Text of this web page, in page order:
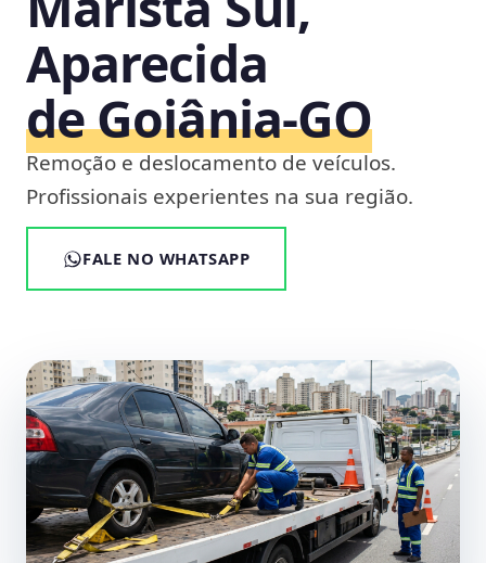
Aparecida
de Goiânia‑GO
Remoção e deslocamento de veículos.
Profissionais experientes na sua região.
FALE NO WHATSAPP